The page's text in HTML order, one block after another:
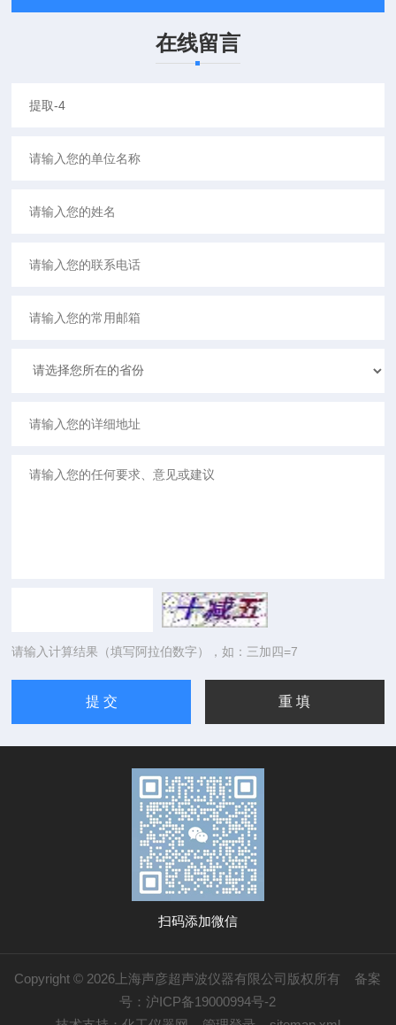
在线留言
请输入计算结果（填写阿拉伯数字），如：三加四=7
扫码添加微信
Copyright © 2026上海声彦超声波仪器有限公司版权所有 备案
号：沪ICP备19000994号-2